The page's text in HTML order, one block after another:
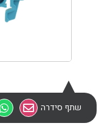
לכל מוצרי היצרן
שתף סידרה